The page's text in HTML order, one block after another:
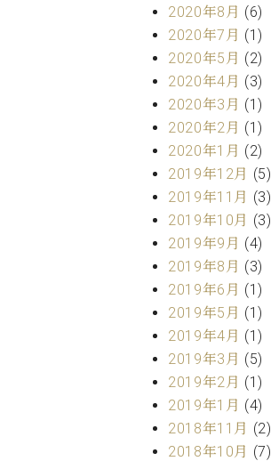
2020年8月 (6)
2020年7月 (1)
2020年5月 (2)
2020年4月 (3)
2020年3月 (1)
2020年2月 (1)
2020年1月 (2)
2019年12月 (5)
2019年11月 (3)
2019年10月 (3)
2019年9月 (4)
2019年8月 (3)
2019年6月 (1)
2019年5月 (1)
2019年4月 (1)
2019年3月 (5)
2019年2月 (1)
2019年1月 (4)
2018年11月 (2)
2018年10月 (7)